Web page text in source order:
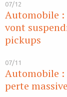
07/12
Automobile :
vont
pickups
07/11
Automobile :
perte